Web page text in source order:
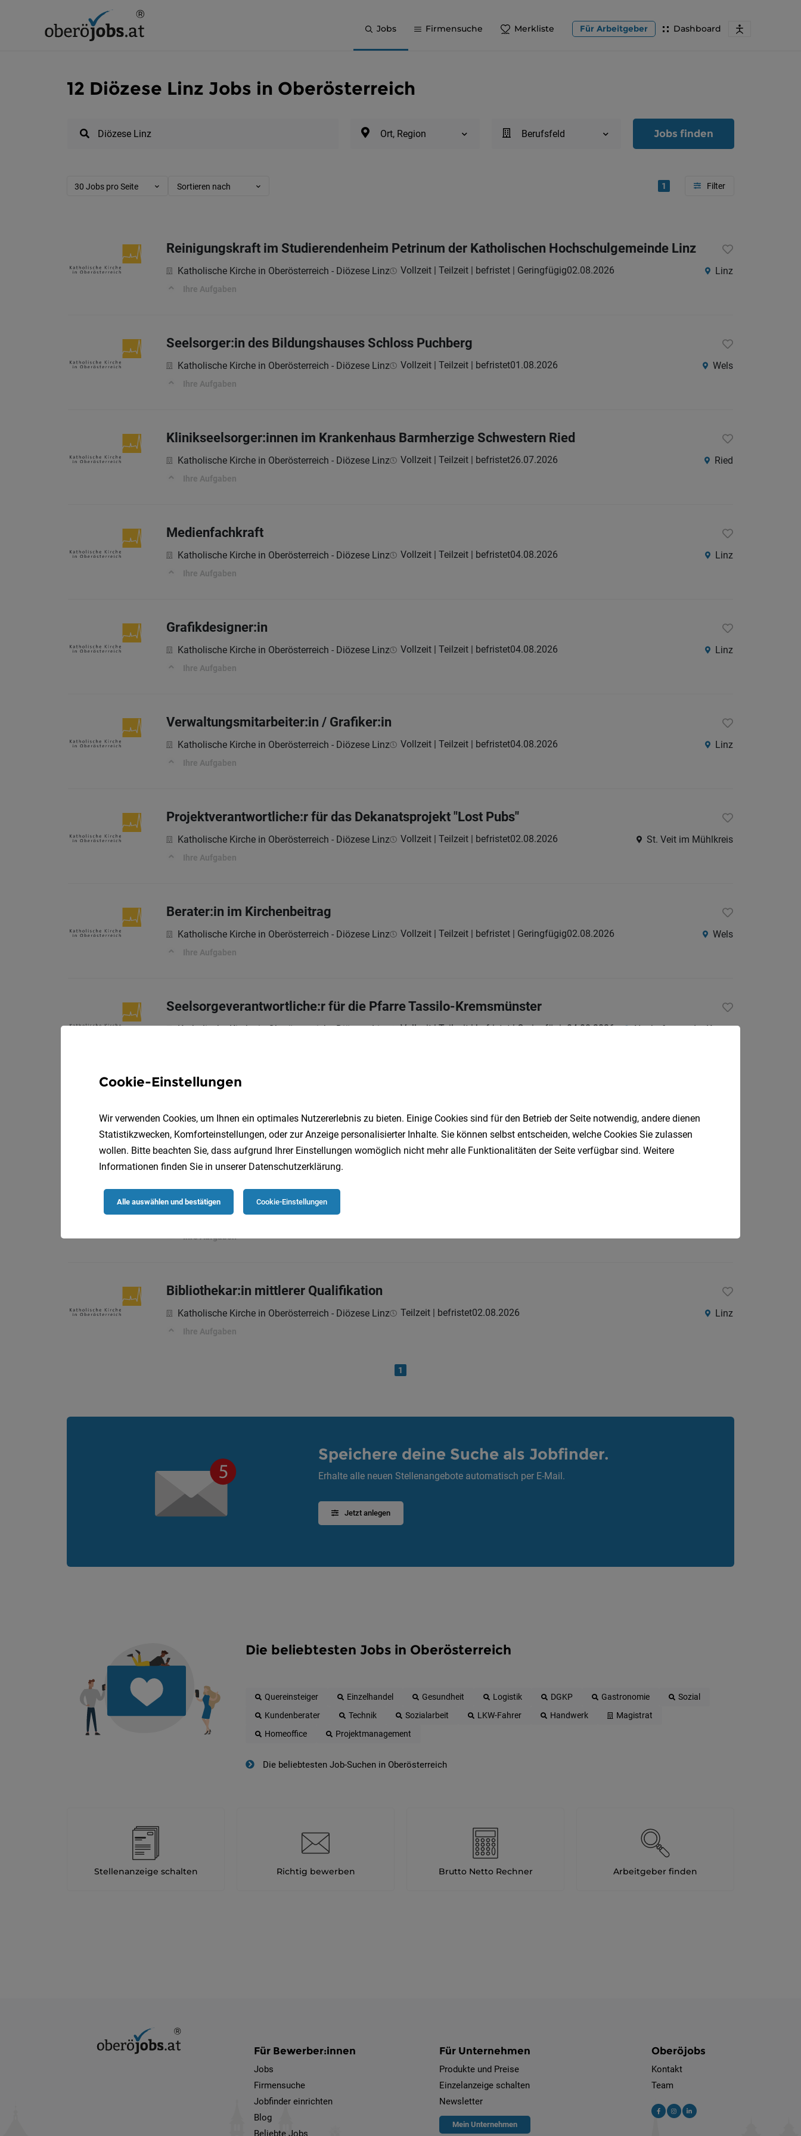
Jobs Firmensuche Merkliste Dashboard
Für Arbeitgeber
12 Diözese Linz Jobs in Oberösterreich
Ort, Region Berufsfeld Jobs finden
30 Jobs pro Seite Sortieren nach 1
Reinigungskraft im Studierendenheim Petrinum der Katholischen Hochschulgemeinde Linz
Katholische Kirche in Oberösterreich - Diözese Linz Vollzeit | Teilzeit | befristet | Geringfügig02.08.2026 Linz
Ihre Aufgaben
Seelsorger:in des Bildungshauses Schloss Puchberg
Katholische Kirche in Oberösterreich - Diözese Linz Vollzeit | Teilzeit | befristet01.08.2026 Wels
Ihre Aufgaben
Klinikseelsorger:innen im Krankenhaus Barmherzige Schwestern Ried
Katholische Kirche in Oberösterreich - Diözese Linz Vollzeit | Teilzeit | befristet26.07.2026 Ried
Ihre Aufgaben
Medienfachkraft
Katholische Kirche in Oberösterreich - Diözese Linz Vollzeit | Teilzeit | befristet04.08.2026 Linz
Ihre Aufgaben
Grafikdesigner:in
Katholische Kirche in Oberösterreich - Diözese Linz Vollzeit | Teilzeit | befristet04.08.2026 Linz
Ihre Aufgaben
Verwaltungsmitarbeiter:in / Grafiker:in
Katholische Kirche in Oberösterreich - Diözese Linz Vollzeit | Teilzeit | befristet04.08.2026 Linz
Ihre Aufgaben
Projektverantwortliche:r für das Dekanatsprojekt "Lost Pubs"
Katholische Kirche in Oberösterreich - Diözese Linz Vollzeit | Teilzeit | befristet02.08.2026 St. Veit im Mühlkreis
Ihre Aufgaben
Berater:in im Kirchenbeitrag
Katholische Kirche in Oberösterreich - Diözese Linz Vollzeit | Teilzeit | befristet | Geringfügig02.08.2026 Wels
Ihre Aufgaben
Seelsorgeverantwortliche:r für die Pfarre Tassilo-Kremsmünster
Katholische Kirche in Oberösterreich - Diözese Linz Vollzeit | Teilzeit | befristet | Geringfügig04.08.2026 Neuhofen an der Krems
Katholische Kirche in Oberösterreich - Diözese Linz Vollzeit | Teilzeit | befristet | Geringfügig 04.08.2026
Seelsorger:in für die Pfarre Steyr
Katholische Kirche in Oberösterreich - Diözese Linz
Ihre Aufgaben
Bibliothekar:in mittlerer Qualifikation
Katholische Kirche in Oberösterreich - Diözese Linz Teilzeit | befristet02.08.2026 Linz
Ihre Aufgaben
1
Speichere deine Suche als Jobfinder.
Erhalte alle neuen Stellenangebote automatisch per E-Mail.
Jetzt anlegen
Die beliebtesten Jobs in Oberösterreich
Quereinsteiger Einzelhandel Gesundheit Logistik DGKP Gastronomie
Sozial
Kundenberater
Technik Sozialarbeit LKW-Fahrer Handwerk
Magistrat
Homeoffice
Projektmanagement
Die beliebtesten Job-Suchen in Oberösterreich
Stellenanzeige schalten Richtig bewerben Brutto Netto Rechner Arbeitgeber finden
Für Bewerber:innen
Jobs
Firmensuche
Jobfinder einrichten
Blog
Beliebte Jobs
Für Unternehmen
Produkte und Preise
Einzelanzeige schalten
Newsletter
Mein Unternehmen
Oberöjobs
Kontakt
Team
Cookie-Einstellungen
Wir verwenden Cookies, um Ihnen ein optimales Nutzererlebnis zu bieten. Einige Cookies sind für den Betrieb der Seite notwendig, andere dienen
Statistikzwecken, Komforteinstellungen, oder zur Anzeige personalisierter Inhalte. Sie können selbst entscheiden, welche Cookies Sie zulassen
wollen. Bitte beachten Sie, dass aufgrund Ihrer Einstellungen womöglich nicht mehr alle Funktionalitäten der Seite verfügbar sind. Weitere
Informationen finden Sie in unserer Datenschutzerklärung.
Alle auswählen und bestätigen Cookie-Einstellungen